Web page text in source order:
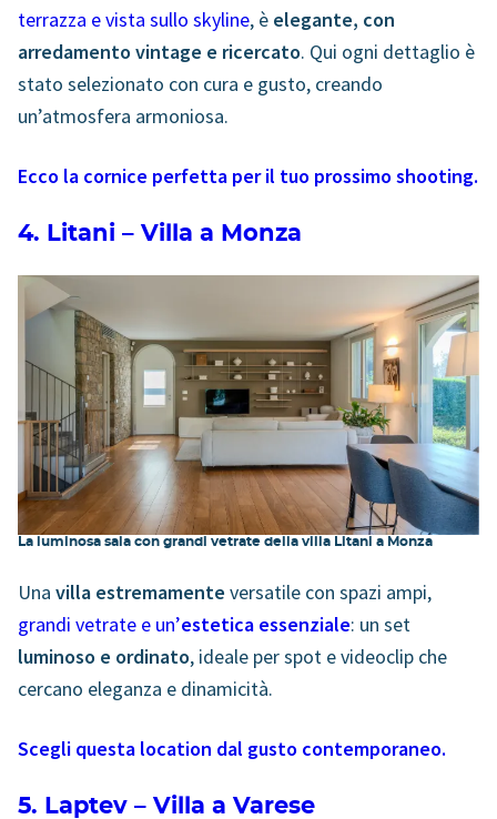
terrazza e vista sullo skyline, è elegante, con
arredamento vintage e ricercato. Qui ogni dettaglio è
stato selezionato con cura e gusto, creando
un’atmosfera armoniosa.
Ecco la cornice perfetta per il tuo prossimo shooting.
4. Litani – Villa a Monza
La luminosa sala con grandi vetrate della villa Litani a Monza
Una villa estremamente versatile con spazi ampi,
grandi vetrate e un’estetica essenziale: un set
luminoso e ordinato, ideale per spot e videoclip che
cercano eleganza e dinamicità.
Scegli questa location dal gusto contemporaneo.
5. Laptev – Villa a Varese